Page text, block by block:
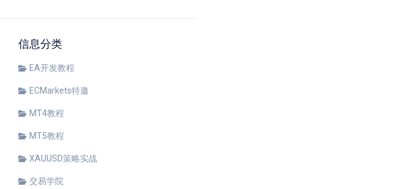
信息分类
EA开发教程
ECMarkets特邀
MT4教程
MT5教程
XAUUSD策略实战
交易学院